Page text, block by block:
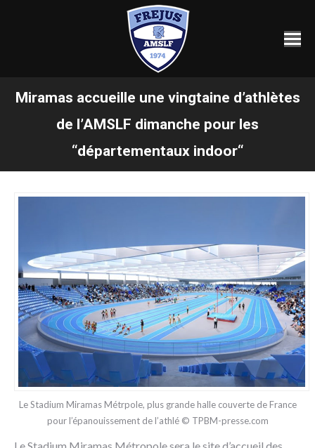
Miramas accueille une vingtaine d’athlètes
de l’AMSLF dimanche pour les
“départementaux indoor“
Vous êtes ici :
Le Stadium Miramas Métrpole, plus grande halle couverte de France
pour l’épanouissement de l’athlé © TPBM-presse.com